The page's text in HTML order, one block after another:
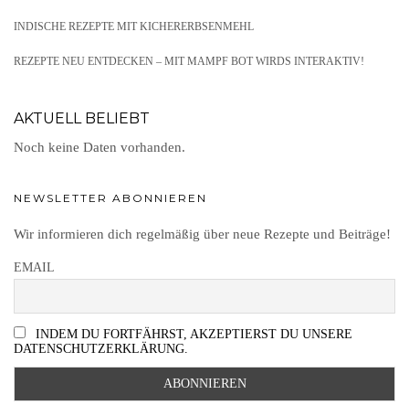
INDISCHE REZEPTE MIT KICHERERBSENMEHL
REZEPTE NEU ENTDECKEN – MIT MAMPF BOT WIRDS INTERAKTIV!
AKTUELL BELIEBT
Noch keine Daten vorhanden.
NEWSLETTER ABONNIEREN
Wir informieren dich regelmäßig über neue Rezepte und Beiträge!
EMAIL
INDEM DU FORTFÄHRST, AKZEPTIERST DU UNSERE
DATENSCHUTZERKLÄRUNG.